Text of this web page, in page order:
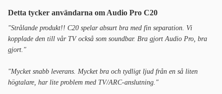
Detta tycker användarna om Audio Pro C20
"Strålande produkt!! C20 spelar absurt bra med fin separation. Vi
kopplade den till vår TV också som soundbar. Bra gjort Audio Pro, bra
gjort."
"Mycket snabb leverans. Mycket bra och tydligt ljud från en så liten
högtalare, har lite problem med TV/ARC-anslutning."